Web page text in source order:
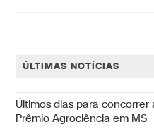
ÚLTIMAS NOTÍCIAS
Últimos dias para concorrer
Prêmio Agrociência em MS